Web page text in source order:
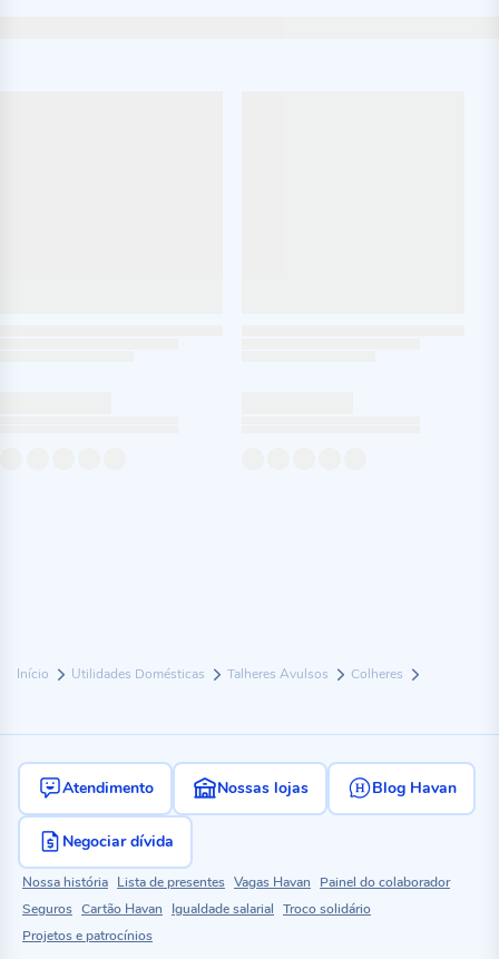
Início Utilidades Domésticas Talheres Avulsos Colheres
Atendimento Nossas lojas Blog Havan
Negociar dívida
Nossa história Lista de presentes Vagas Havan
Painel do colaborador
Seguros Cartão Havan Igualdade salarial Troco solidário
Projetos e patrocínios